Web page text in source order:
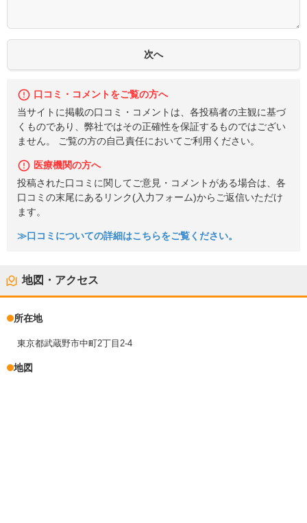
口コミ・コメントをご覧の方へ
当サイトに掲載の口コミ・コメントは、各投稿者の主観に基づ
くものであり、弊社ではその正確性を保証するものではござい
ません。 ご覧の方の自己責任においてご利用ください。
医療機関の方へ
投稿された口コミに関してご意見・コメントがある場合は、各
口コミの末尾にあるリンク(入力フォーム)からご返信いただけ
ます。
≫口コミについての詳細はこちらをご覧ください。
地図・アクセス
所在地
東京都武蔵野市中町2丁目2-4
地図